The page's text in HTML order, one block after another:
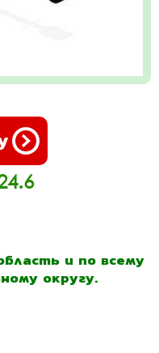
и по всему
округу.